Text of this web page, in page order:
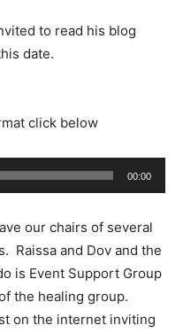
to read his blog
date.
click below
00:00
our chairs of several
Raissa and Dov and the
is Event Support Group
the healing group.
on the internet inviting